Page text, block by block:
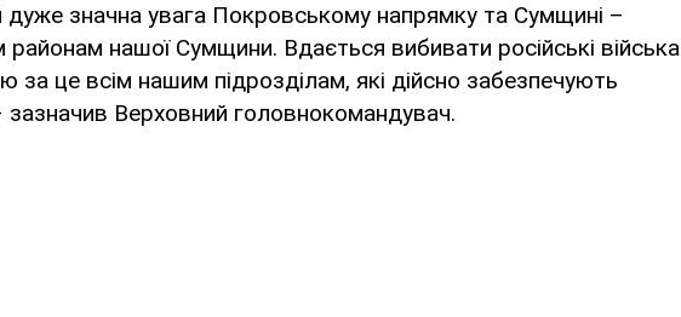
дуже значна увага Покровському напрямку та Сумщині –
нашої Сумщини. Вдається вибивати російські війська
за це всім нашим підрозділам, які дійсно забезпечують
зазначив Верховний головнокомандувач.